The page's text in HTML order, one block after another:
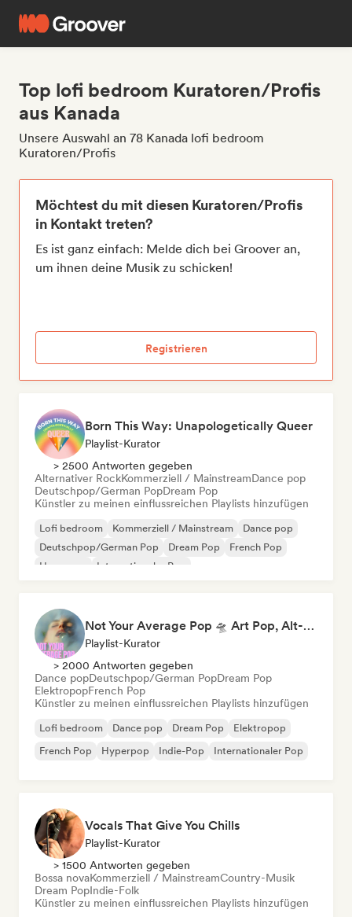
Top lofi bedroom Kuratoren/Profis
aus Kanada
Unsere Auswahl an 78 Kanada lofi bedroom
Kuratoren/Profis
Möchtest du mit diesen Kuratoren/Profis
in Kontakt treten?
Es ist ganz einfach: Melde dich bei Groover an,
um ihnen deine Musik zu schicken!
Registrieren
Born This Way: Unapologetically Queer
Playlist-Kurator
> 2500 Antworten gegeben
Alternativer RockKommerziell / MainstreamDance pop
Deutschpop/German PopDream Pop
Künstler zu meinen einflussreichen Playlists hinzufügen
Lofi bedroom Kommerziell / Mainstream
Dance pop
Deutschpop/German Pop
Dream Pop
French Pop
Hyperpop
Internationaler Pop
Not Your Average Pop 🛸 Art Pop, Alt-Pop & Indie Pop
Playlist-Kurator
> 2000 Antworten gegeben
Dance popDeutschpop/German PopDream Pop
ElektropopFrench Pop
Künstler zu meinen einflussreichen Playlists hinzufügen
Lofi bedroom Dance pop Dream Pop
Elektropop
French Pop
Hyperpop Indie-Pop Internationaler Pop
Vocals That Give You Chills
Playlist-Kurator
> 1500 Antworten gegeben
Bossa novaKommerziell / MainstreamCountry-Musik
Dream PopIndie-Folk
Künstler zu meinen einflussreichen Playlists hinzufügen